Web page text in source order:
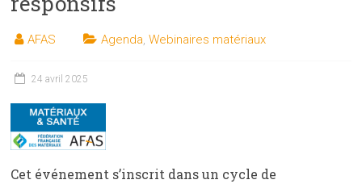
auprès
du AFAS Agenda ,Webinaires matériaux
24 avril 2025
Cet événement s’inscrit dans un cycle de